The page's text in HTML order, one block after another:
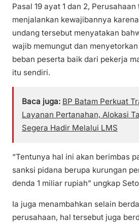
Pasal 19 ayat 1 dan 2,
menjalankan kewajibannya
undang tersebut menyatakan
wajib memungut dan
beban peserta baik dari pekerja
itu sendiri.
Baca juga: BP Batam Perkuat
Layanan Pertanahan, Alokasi
Segera Hadir Melalui LMS
“Tentunya hal ini akan berimbas
sanksi pidana berupa kurungan
denda 1 miliar rupiah” ungkap
Ia juga menambahkan selain
perusahaan, hal tersebut juga